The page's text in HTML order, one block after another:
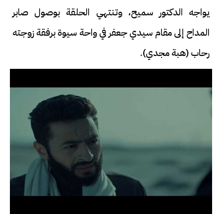
يواجه الدكتور سميح، وتنتهي الحلقة بوصول صابر
المداح إلى مقام سيدي جعفر في واحة سيوة برفقة زوجته
رحاب (هبة مجدي).